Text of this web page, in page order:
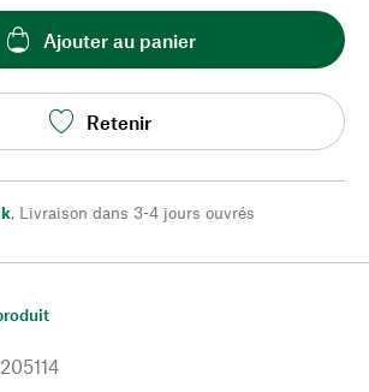
Ajouter au panier
Retenir
, Livraison dans 3-4 jours ouvrés
205114